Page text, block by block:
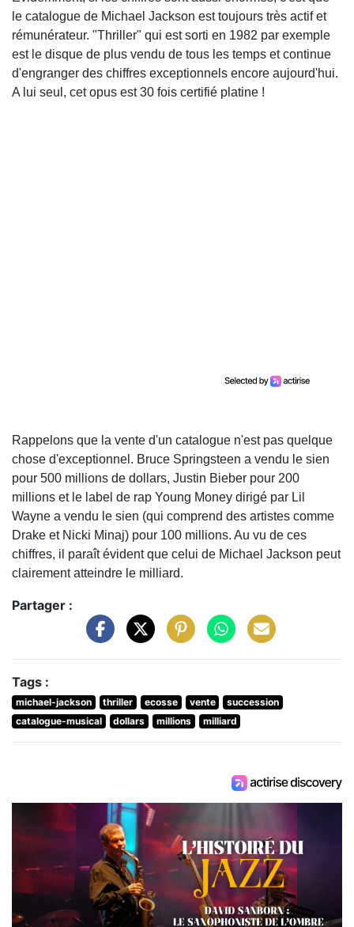
le catalogue de Michael Jackson est toujours très actif et
rémunérateur. "Thriller" qui est sorti en 1982 par exemple
est le disque de plus vendu de tous les temps et continue
d'engranger des chiffres exceptionnels encore aujourd'hui.
A lui seul, cet opus est 30 fois certifié platine !
Rappelons que la vente d'un catalogue n'est pas quelque
chose d'exceptionnel. Bruce Springsteen a vendu le sien
pour 500 millions de dollars, Justin Bieber pour 200
millions et le label de rap Young Money dirigé par Lil
Wayne a vendu le sien (qui comprend des artistes comme
Drake et Nicki Minaj) pour 100 millions. Au vu de ces
chiffres, il paraît évident que celui de Michael Jackson peut
clairement atteindre le milliard.
Partager :
Tags :
michael-jackson thriller ecosse vente
succession
catalogue-musical
dollars millions milliard